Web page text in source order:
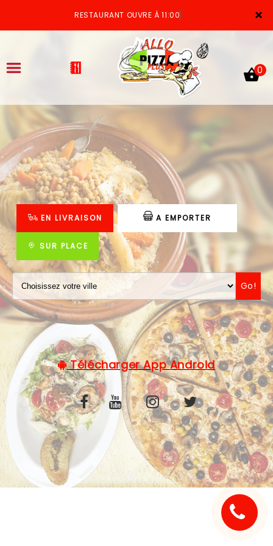
×
RESTAURANT OUVRE À 11:00
ACCUEIL
LA CARTE
VOTRE COMPTE
NOTRE RESTAURANT
VOS AVIS
MENTIONS LÉGALES
0
EN LIVRAISON A EMPORTER
SUR PLACE
Go!
Télécharger App Android